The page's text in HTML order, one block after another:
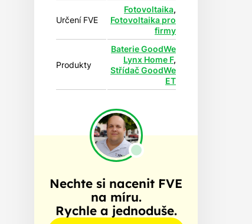
Určení FVE
Fotovoltaika,
Fotovoltaika pro
firmy
Produkty
Baterie GoodWe
Lynx Home F,
Střídač GoodWe
ET
Nechte si nacenit FVE
na míru.
Rychle a jednoduše.